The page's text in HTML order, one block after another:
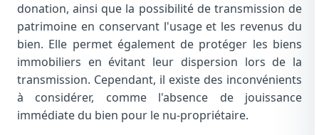
donation, ainsi que la possibilité de transmission de
patrimoine en conservant l'usage et les revenus du
bien. Elle permet également de protéger les biens
immobiliers en évitant leur dispersion lors de la
transmission. Cependant, il existe des inconvénients
à considérer, comme l'absence de jouissance
immédiate du bien pour le nu-propriétaire.